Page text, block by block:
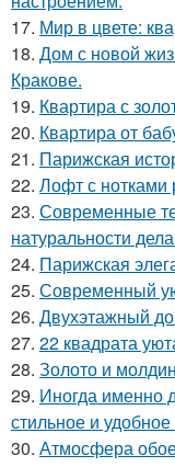
17. Мир в цвете:
18. Дом с новой
Кракове.
19. Квартира с
20. Квартира от
21. Парижская
22. Лофт с нотками
23. Современные
натуральности
24. Парижская
25. Современный
26. Двухэтажный
27. 22 квадрата
28. Золото и
29. Иногда именно
стильное и
30. Атмосфера